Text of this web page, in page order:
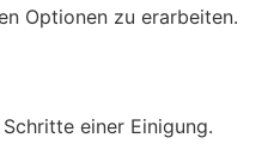
Optionen zu erarbeiten.
einer Einigung.